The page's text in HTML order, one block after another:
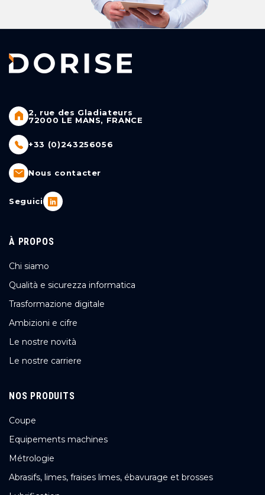
2, rue des Gladiateurs
72000 LE MANS, FRANCE
+33 (0)243256056
Nous contacter
Seguici
À PROPOS
Chi siamo
Qualità e sicurezza informatica
Trasformazione digitale
Ambizioni e cifre
Le nostre novità
Le nostre carriere
NOS PRODUITS
Coupe
Equipements machines
Métrologie
Abrasifs, limes, fraises limes, ébavurage et brosses